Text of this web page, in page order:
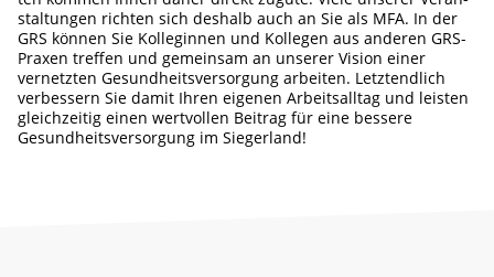
staltun­gen richten sich deshalb auch an Sie als MFA. In der
GRS können Sie Kolle­ginnen und Kolle­gen aus anderen GRS-
Praxen treffen und gemein­sam an unserer Vision einer
vernetzten Gesund­heits­versorgung arbeiten. Letztend­lich
verbessern Sie damit Ihren eigenen Arbeits­alltag und leisten
gleich­zeitig einen wert­vollen Beitrag für eine bessere
Gesund­heits­versor­gung im Sieger­land!